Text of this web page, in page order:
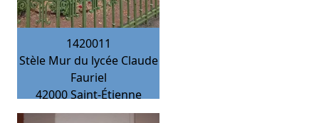
1420011
Stèle Mur du lycée Claude
Fauriel
42000 Saint-Étienne